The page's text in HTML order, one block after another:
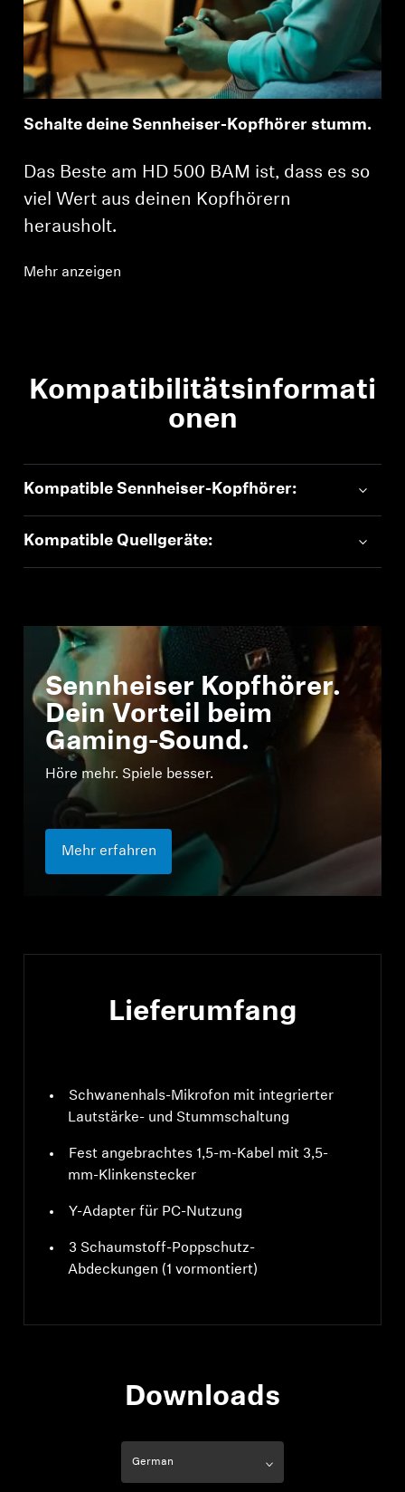
Schalte deine Sennheiser-Kopfhörer stumm.
Das Beste am HD 500 BAM ist, dass es so
viel Wert aus deinen Kopfhörern
herausholt.
Mehr anzeigen
Kompatibilitätsinformati
onen
Kompatible Sennheiser-Kopfhörer:
Kompatible Quellgeräte:
Sennheiser Kopfhörer.
Dein Vorteil beim
Gaming-Sound.
Höre mehr. Spiele besser.
Mehr erfahren
Lieferumfang
Schwanenhals-Mikrofon mit integrierter
Lautstärke- und Stummschaltung
Fest angebrachtes 1,5-m-Kabel mit 3,5-
mm-Klinkenstecker
Y-Adapter für PC-Nutzung
3 Schaumstoff-Poppschutz-
Abdeckungen (1 vormontiert)
Downloads